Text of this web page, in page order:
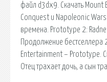
файл d3dx9. Скачать Mount
Conquest и Napoleonic
времена. Prototype 2:
Продолжение бестселлера
Entertainment – Prototype.
Отец трахает дочь, а сын